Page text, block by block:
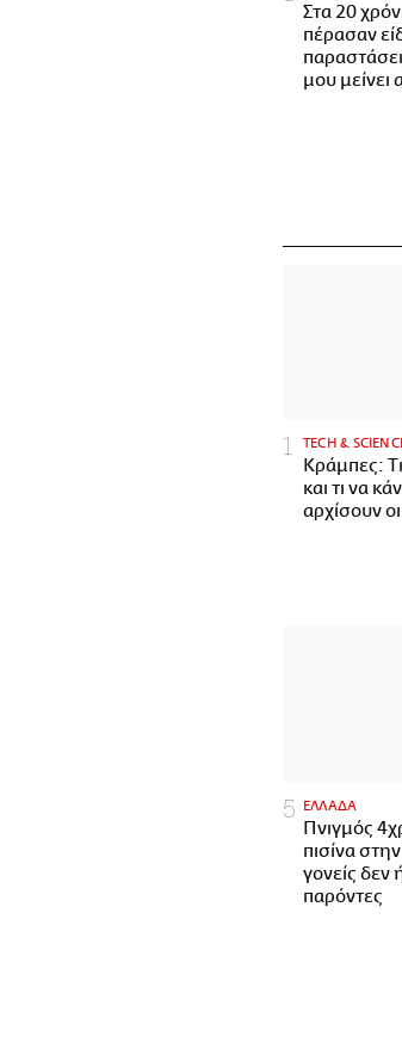
Στα 20
πέρασαν
μου μείνει
ΤECH &
Κράμπες:
και τι να
αρχίσουν
ΕΛΛΑΔΑ
Πνιγμός
πισίνα
γονείς δεν
παρόντες